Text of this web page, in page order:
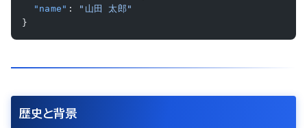
  "name"
:
"山田 太郎"
}
歴史と背景